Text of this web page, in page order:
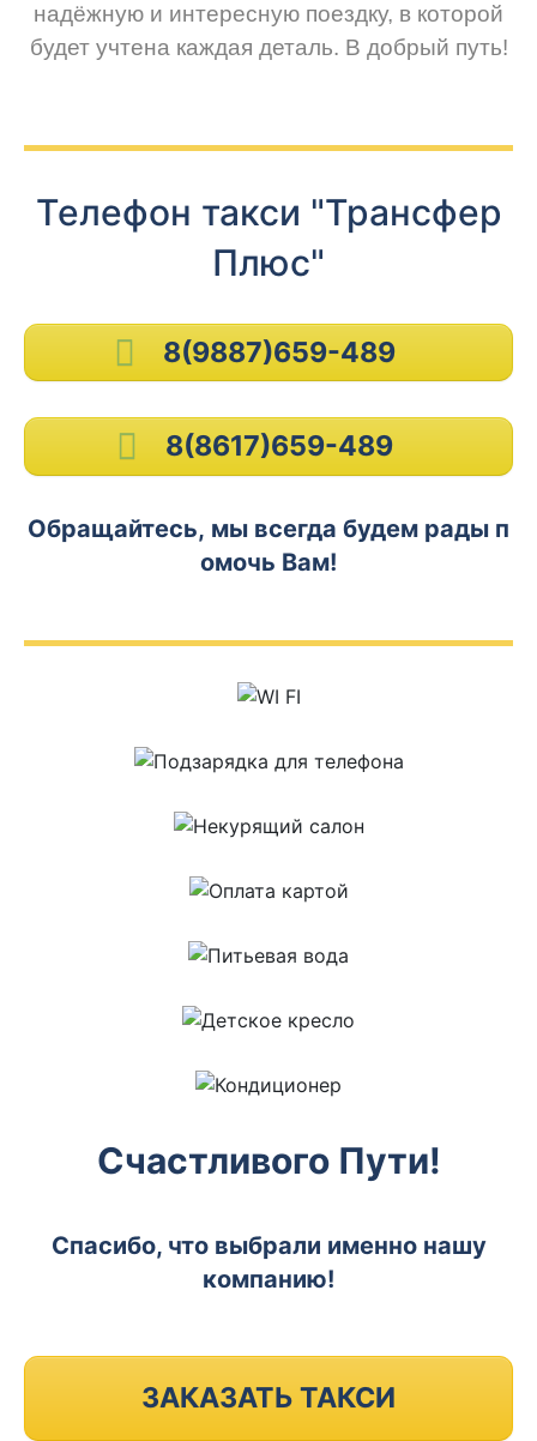
надёжную и интересную поездку, в которой
будет учтена каждая деталь. В добрый путь!
Телефон такси "Трансфер
Плюс"
8(9887)659-489
8(8617)659-489
Обращайтесь, мы всегда будем рады п
омочь Вам!
Счастливого Пути!
Спасибо, что выбрали именно нашу
компанию!
ЗАКАЗАТЬ ТАКСИ